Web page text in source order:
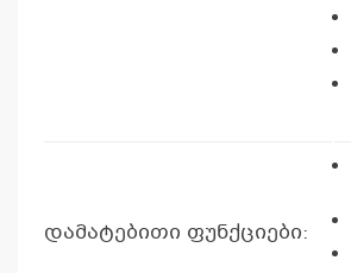
დამატებითი ფუნქციები: